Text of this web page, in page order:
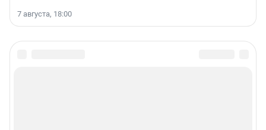
7 августа, 18:00